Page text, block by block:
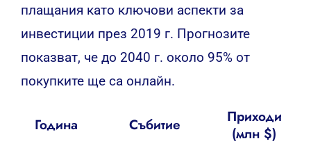
плащания като ключови аспекти за
инвестиции през 2019 г. Прогнозите
показват, че до 2040 г. около 95% от
покупките ще са онлайн.
Година Събитие
Приходи
(млн $)